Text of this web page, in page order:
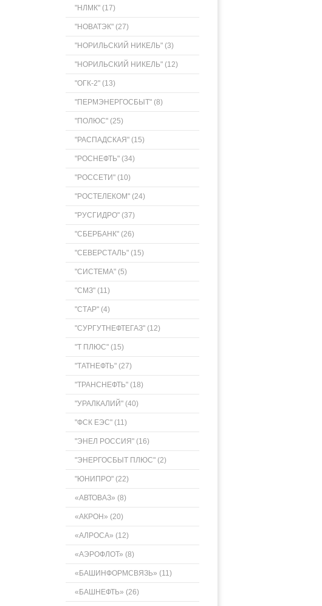
"НЛМК" (17)
"НОВАТЭК" (27)
"НОРИЛЬСКИЙ НИКЕЛЬ" (3)
"НОРИЛЬСКИЙ НИКЕЛЬ" (12)
"ОГК-2" (13)
"ПЕРМЭНЕРГОСБЫТ" (8)
"ПОЛЮС" (25)
"РАСПАДСКАЯ" (15)
"РОСНЕФТЬ" (34)
"РОССЕТИ" (10)
"РОСТЕЛЕКОМ" (24)
"РУСГИДРО" (37)
"СБЕРБАНК" (26)
"СЕВЕРСТАЛЬ" (15)
"СИСТЕМА" (5)
"СМЗ" (11)
"СТАР" (4)
"СУРГУТНЕФТЕГАЗ" (12)
"Т ПЛЮС" (15)
"ТАТНЕФТЬ" (27)
"ТРАНСНЕФТЬ" (18)
"УРАЛКАЛИЙ" (40)
"ФСК ЕЭС" (11)
"ЭНЕЛ РОССИЯ" (16)
"ЭНЕРГОСБЫТ ПЛЮС" (2)
"ЮНИПРО" (22)
«АВТОВАЗ» (8)
«АКРОН» (20)
«АЛРОСА» (12)
«АЭРОФЛОТ» (8)
«БАШИНФОРМСВЯЗЬ» (11)
«БАШНЕФТЬ» (26)